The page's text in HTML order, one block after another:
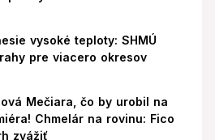
vysoké teploty: SHMÚ
pre viacero okresov
Mečiara, čo by urobil na
Chmelár na rovinu: Fico
zvážiť